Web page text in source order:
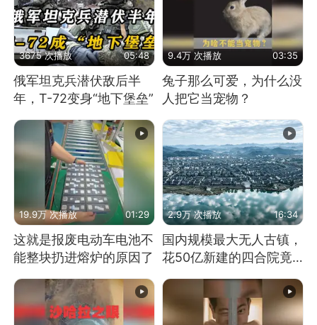
3675 次播放 05:48
俄军坦克兵潜伏敌后半
年，T-72变身“地下堡垒”
9.4万 次播放 03:35
兔子那么可爱，为什么没
人把它当宠物？
19.9万 次播放 01:29
这就是报废电动车电池不
能整块扔进熔炉的原因了
2.9万 次播放 16:34
国内规模最大无人古镇，
花50亿新建的四合院竟